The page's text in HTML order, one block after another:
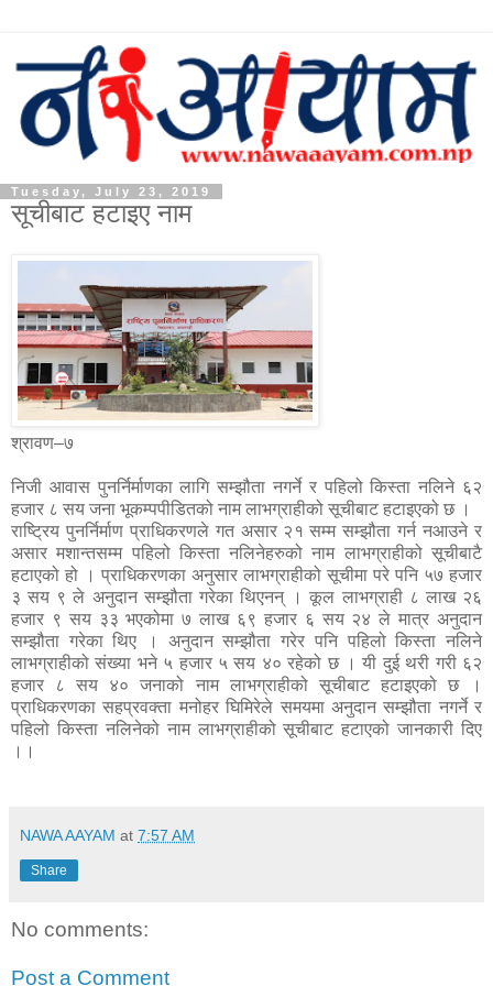
Tuesday, July 23, 2019
सूचीबाट हटाइए नाम
श्रावण–७
निजी आवास पुनर्निर्माणका लागि सम्झौता नगर्ने र पहिलो किस्ता नलिने ६२
हजार ८ सय जना भूकम्पपीडितको नाम लाभग्राहीको सूचीबाट हटाइएको छ ।
राष्ट्रिय पुनर्निर्माण प्राधिकरणले गत असार २१ सम्म सम्झौता गर्न नआउने र
असार मशान्तसम्म पहिलो किस्ता नलिनेहरुको नाम लाभग्राहीको सूचीबाटै
हटाएको हो । प्राधिकरणका अनुसार लाभग्राहीको सूचीमा परे पनि ५७ हजार
३ सय ९ ले अनुदान सम्झौता गरेका थिएनन् । कूल लाभग्राही ८ लाख २६
हजार ९ सय ३३ भएकोमा ७ लाख ६९ हजार ६ सय २४ ले मात्र अनुदान
सम्झौता गरेका थिए । अनुदान सम्झौता गरेर पनि पहिलो किस्ता नलिने
लाभग्राहीको संख्या भने ५ हजार ५ सय ४० रहेको छ । यी दुई थरी गरी ६२
हजार ८ सय ४० जनाको नाम लाभग्राहीको सूचीबाट हटाइएको छ ।
प्राधिकरणका सहप्रवक्ता मनोहर घिमिरेले समयमा अनुदान सम्झौता नगर्ने र
पहिलो किस्ता नलिनेको नाम लाभग्राहीको सूचीबाट हटाएको जानकारी दिए
।।
NAWA AAYAM at 7:57 AM
Share
No comments:
Post a Comment